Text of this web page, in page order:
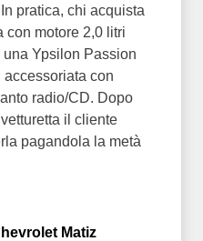
pratica, chi acquista
con motore 2,0 litri
Ypsilon Passion
accessoriata con
radio/CD. Dopo
il cliente
pagandola la metà
Matiz